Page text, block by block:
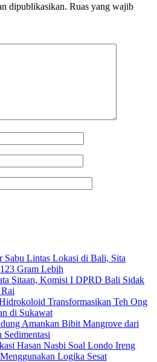
dipublikasikan. Ruas yang wajib
Sabu Lintas Lokasi di Bali, Sita
Gram Lebih
Sitaan, Komisi I DPRD Bali Sidak
Transformasikan Teh Ong
di Sukawat
Amankan Bibit Mangrove dari
Sedimentasi
Hasan Nasbi Soal Londo Ireng
Logika Sesat